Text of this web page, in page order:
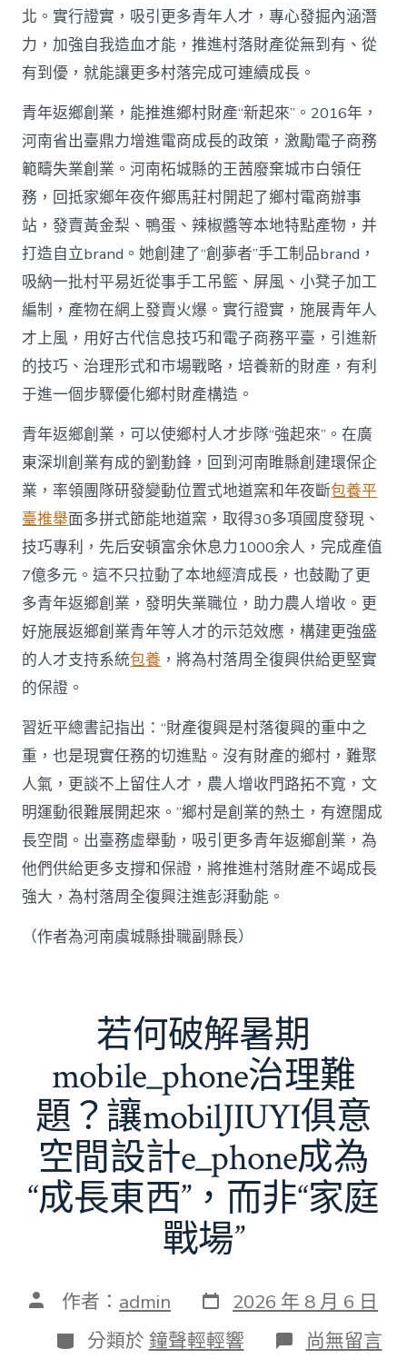
北。實行證實，吸引更多青年人才，專心發掘內涵潛
力，加強自我造血才能，推進村落財產從無到有、從
有到優，就能讓更多村落完成可連續成長。
青年返鄉創業，能推進鄉村財產“新起來”。2016年，
河南省出臺鼎力增進電商成長的政策，激勵電子商務
範疇失業創業。河南柘城縣的王茜廢棄城市白領任
務，回抵家鄉年夜仵鄉馬莊村開起了鄉村電商辦事
站，發賣黃金梨、鴨蛋、辣椒醬等本地特點產物，并
打造自立brand。她創建了“創夢者”手工制品brand，
吸納一批村平易近從事手工吊籃、屏風、小凳子加工
編制，產物在網上發賣火爆。實行證實，施展青年人
才上風，用好古代信息技巧和電子商務平臺，引進新
的技巧、治理形式和市場戰略，培養新的財產，有利
于進一個步驟優化鄉村財產構造。
青年返鄉創業，可以使鄉村人才步隊“強起來”。在廣
東深圳創業有成的劉勤鋒，回到河南睢縣創建環保企
業，率領團隊研發變動位置式地道窯和年夜斷包養平
臺推舉面多拼式節能地道窯，取得30多項國度發現、
技巧專利，先后安頓富余休息力1000余人，完成產值
7億多元。這不只拉動了本地經濟成長，也鼓勵了更
多青年返鄉創業，發明失業職位，助力農人增收。更
好施展返鄉創業青年等人才的示范效應，構建更強盛
的人才支持系統包養 ，將為村落周全復興供給更堅實
的保證。
習近平總書記指出：“財產復興是村落復興的重中之
重，也是現實任務的切進點。沒有財產的鄉村，難聚
人氣，更談不上留住人才，農人增收門路拓不寬，文
明運動很難展開起來。”鄉村是創業的熱土，有遼闊成
長空間。出臺務虛舉動，吸引更多青年返鄉創業，為
他們供給更多支撐和保證，將推進村落財產不竭成長
強大，為村落周全復興注進彭湃動能。
（作者為河南虞城縣掛職副縣長）
若何破解暑期
mobile_phone治理難
題？讓mobilJIUYI俱意
空間設計e_phone成為
“成長東西”，而非“家庭
戰場”
文 作者： admin 發
表
日
期
2026 年 8 月 6 日
分
類
分類於 鐘聲輕輕響 在
〈若
尚無留言